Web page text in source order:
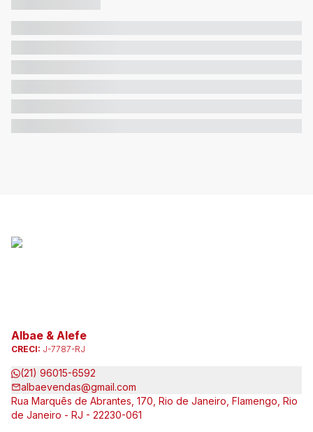
Albae & Alefe
CRECI: J-7787-RJ
(21) 96015-6592
albaevendas@gmail.com
Rua Marquês de Abrantes, 170, Rio de Janeiro, Flamengo, Rio
de Janeiro - RJ - 22230-061